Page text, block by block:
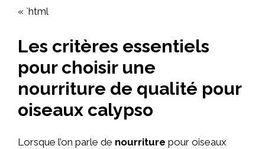
« `html
Les critères essentiels
pour choisir une
nourriture de qualité pour
oiseaux calypso
Lorsque l’on parle de nourriture pour oiseaux